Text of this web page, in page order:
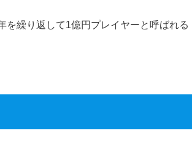
を繰り返して1億円プレイヤーと呼ばれる